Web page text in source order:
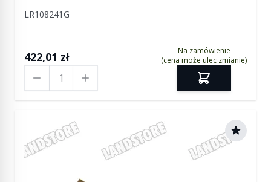
Discovery Sport / RR L405 / RR Sport od 2014 /
LR108241G
422,01 zł
Na zamówienie
(cena może ulec zmianie)